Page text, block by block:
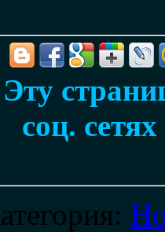
Эту
соц.
: